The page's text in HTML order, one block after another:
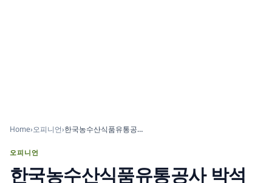
Home›오피니언› 한국농수산식품유통공사 박석배 감사, 공직기강 확립 유공 행안부 장관 표창 수상
오피니언
한국농수산식품유통공사 박석